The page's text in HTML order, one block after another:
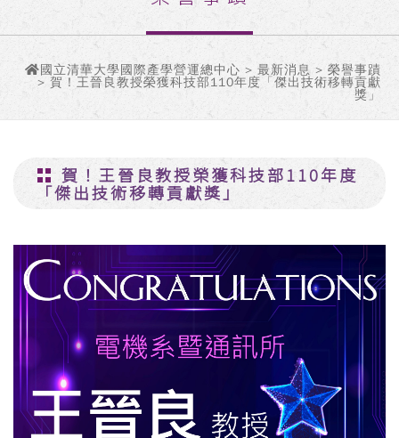
國立清華大學國際產學營運總中心 > 最新消息 > 榮譽事蹟
> 賀！王晉良教授榮獲科技部110年度「傑出技術移轉貢獻
獎」
賀！王晉良教授榮獲科技部110年度
「傑出技術移轉貢獻獎」